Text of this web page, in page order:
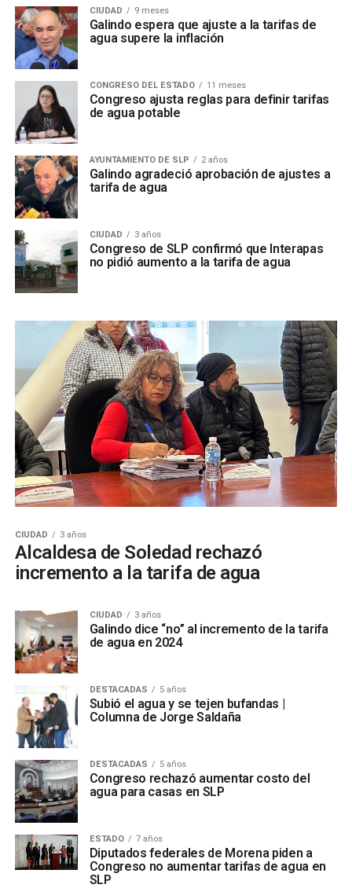
CIUDAD 9 meses
Galindo espera que ajuste a la tarifas de
agua supere la inflación
CONGRESO DEL ESTADO 11 meses
Congreso ajusta reglas para definir tarifas
de agua potable
AYUNTAMIENTO DE SLP 2 años
Galindo agradeció aprobación de ajustes a
tarifa de agua
CIUDAD 3 años
Congreso de SLP confirmó que Interapas
no pidió aumento a la tarifa de agua
CIUDAD 3 años
Alcaldesa de Soledad rechazó
incremento a la tarifa de agua
CIUDAD 3 años
Galindo dice “no” al incremento de la tarifa
de agua en 2024
DESTACADAS 5 años
Subió el agua y se tejen bufandas |
Columna de Jorge Saldaña
DESTACADAS 5 años
Congreso rechazó aumentar costo del
agua para casas en SLP
ESTADO 7 años
Diputados federales de Morena piden a
Congreso no aumentar tarifas de agua en
SLP